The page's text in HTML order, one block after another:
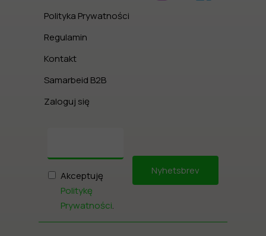
Samarbeid B2B
Kontakt
Regulamin
Polityka Prywatności
Zaloguj się
Akceptuję
Politykę
Prywatności.
Nyhetsbrev